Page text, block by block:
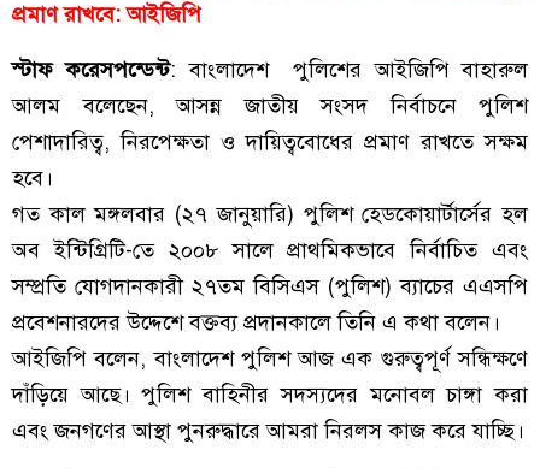
প্রমাণ রাখবে: আইজিপি
স্টাফ করেসপন্ডেন্ট: বাংলাদেশ পুলিশের আইজিপি বাহারুল
আলম বলেছেন, আসন্ন জাতীয় সংসদ নির্বাচনে পুলিশ
পেশাদারিত্ব, নিরপেক্ষতা ও দায়িত্ববোধের প্রমাণ রাখতে সক্ষম
হবে।
গত কাল মঙ্গলবার (২৭ জানুয়ারি) পুলিশ হেডকোয়ার্টার্সের হল
অব ইন্টিগ্রিটি-তে ২০০৮ সালে প্রাথমিকভাবে নির্বাচিত এবং
সম্প্রতি যোগদানকারী ২৭তম বিসিএস (পুলিশ) ব্যাচের এএসপি
প্রবেশনারদের উদ্দেশে বক্তব্য প্রদানকালে তিনি এ কথা বলেন।
আইজিপি বলেন, বাংলাদেশ পুলিশ আজ এক গুরুত্বপূর্ণ সন্ধিক্ষণে
দাঁড়িয়ে আছে। পুলিশ বাহিনীর সদস্যদের মনোবল চাঙ্গা করা
এবং জনগণের আস্থা পুনরুদ্ধারে আমরা নিরলস কাজ করে যাচ্ছি।